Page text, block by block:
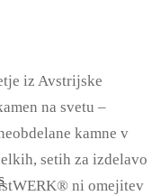
iz Avstrijske
na svetu –
kamne v
setih za izdelavo
ni omejitev